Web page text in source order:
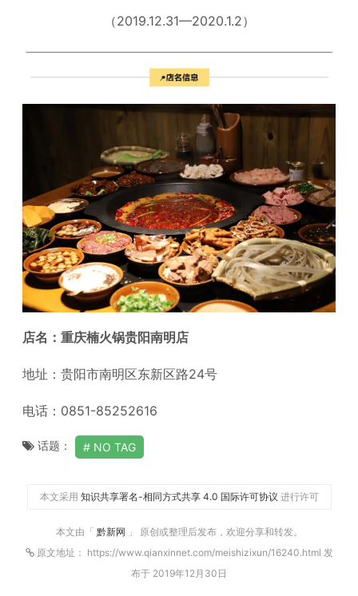
（2019.12.31—2020.1.2）
店名：重庆楠火锅贵阳南明店
地址：贵阳市南明区东新区路24号
电话：0851-85252616
话题： NO TAG
本文采用 知识共享署名-相同方式共享 4.0 国际许可协议 进行许可
本文由「 黔新网 」 原创或整理后发布，欢迎分享和转发。
原文地址： https://www.qianxinnet.com/meishizixun/16240.html 发
布于 2019年12月30日